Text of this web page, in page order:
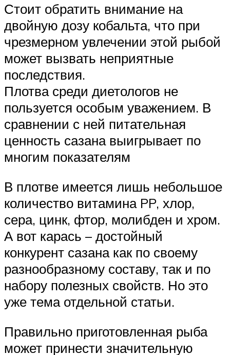
Стоит обратить внимание на
двойную дозу кобальта, что при
чрезмерном увлечении этой рыбой
может вызвать неприятные
последствия.
Плотва среди диетологов не
пользуется особым уважением. В
сравнении с ней питательная
ценность сазана выигрывает по
многим показателям
В плотве имеется лишь небольшое
количество витамина PP, хлор,
сера, цинк, фтор, молибден и хром.
А вот карась – достойный
конкурент сазана как по своему
разнообразному составу, так и по
набору полезных свойств. Но это
уже тема отдельной статьи.
Правильно приготовленная рыба
может принести значительную